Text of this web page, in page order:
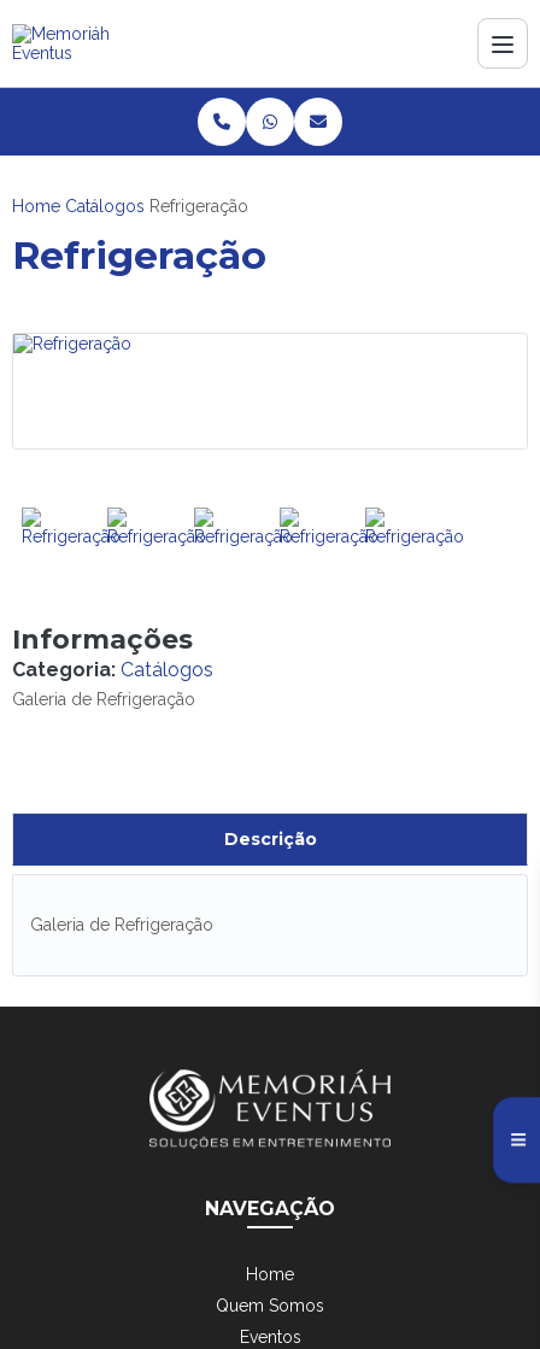
Home Catálogos Refrigeração
Refrigeração
Informações
Categoria: Catálogos
Galeria de Refrigeração
Descrição
Galeria de Refrigeração
NAVEGAÇÃO
Home
Quem Somos
Eventos